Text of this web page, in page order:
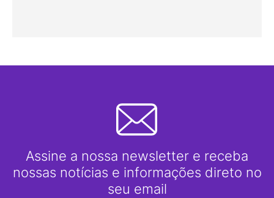
Assine a nossa newsletter e receba
nossas notícias e informações direto no
seu email